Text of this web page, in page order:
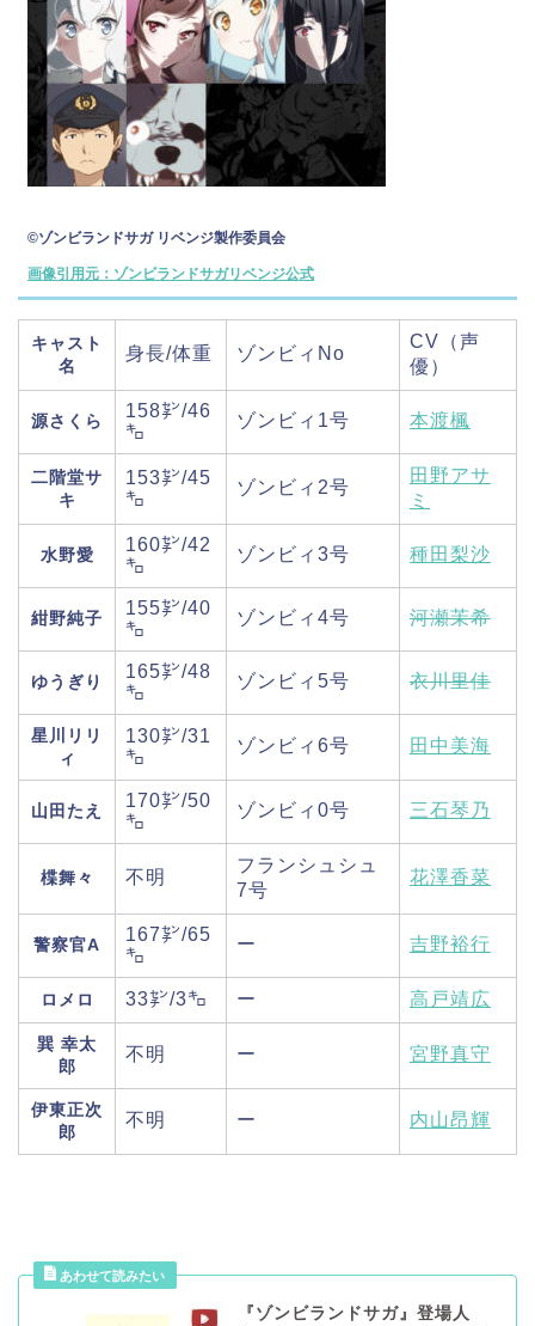
©ゾンビランドサガ リベンジ製作委員会
画像引用元：ゾンビランドサガリベンジ公式
キャスト
名
身長/体重 ゾンビィNo
CV（声
優）
源さくら
158㌢/46
㌔
ゾンビィ1号 本渡楓
二階堂サ
キ
153㌢/45
㌔
ゾンビィ2号
田野アサ
ミ
水野愛
160㌢/42
㌔
ゾンビィ3号 種田梨沙
紺野純子
155㌢/40
㌔
ゾンビィ4号 河瀬茉希
ゆうぎり
165㌢/48
㌔
ゾンビィ5号 衣川里佳
星川リリ
ィ
130㌢/31
㌔
ゾンビィ6号 田中美海
山田たえ
170㌢/50
㌔
ゾンビィ0号 三石琴乃
楪舞々 不明
フランシュシュ
7号
花澤香菜
警察官A
167㌢/65
㌔
ー 吉野裕行
ロメロ 33㌢/3㌔ ー 高戸靖広
巽 幸太
郎
不明 ー 宮野真守
伊東正次
郎
不明 ー 内山昂輝
『ゾンビランドサガ』登場人